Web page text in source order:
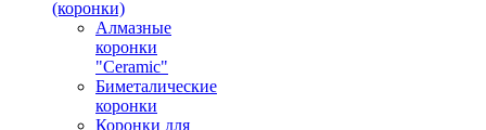
(коронки)
Алмазные
коронки
"Ceramic"
Биметалические
коронки
Коронки для